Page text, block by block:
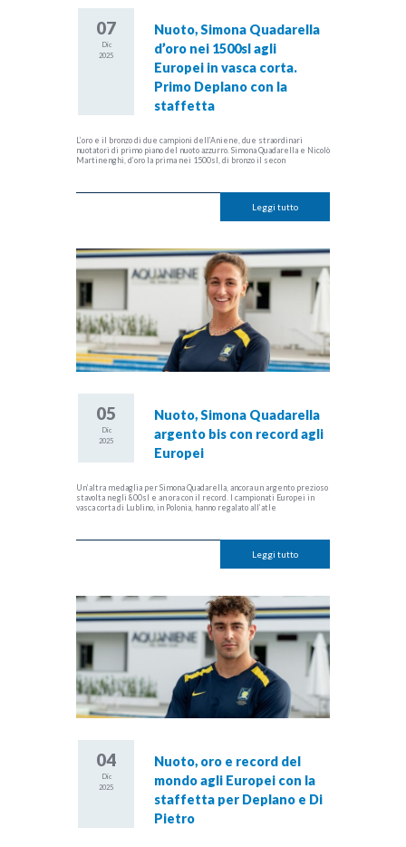
07
Dic
2025
Nuoto, Simona Quadarella
d’oro nei 1500sl agli
Europei in vasca corta.
Primo Deplano con la
staffetta
L’oro e il bronzo di due campioni dell’Aniene, due straordinari
nuotatori di primo piano del nuoto azzurro. Simona Quadarella e Nicolò
Martinenghi, d’oro la prima nei 1500sl, di bronzo il secon
Leggi tutto
05
Dic
2025
Nuoto, Simona Quadarella
argento bis con record agli
Europei
Un’altra medaglia per Simona Quadarella, ancora un argento prezioso
stavolta negli 800sl e an ora con il record. I campionati Europei in
vasca corta di Lublino, in Polonia, hanno regalato all’atle
Leggi tutto
04
Dic
2025
Nuoto, oro e record del
mondo agli Europei con la
staffetta per Deplano e Di
Pietro